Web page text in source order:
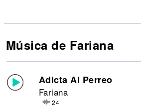
Música de Fariana
Adicta Al Perreo
Fariana
24